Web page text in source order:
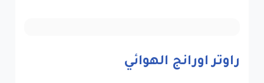
راوتر اورانج الهوائي